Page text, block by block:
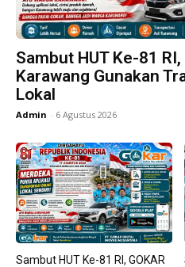
Sambut HUT Ke-81
Karawang Gunakan
Lokal
Admin - 6 Agustus 2026
Sambut HUT Ke-81 RI, GOKAR